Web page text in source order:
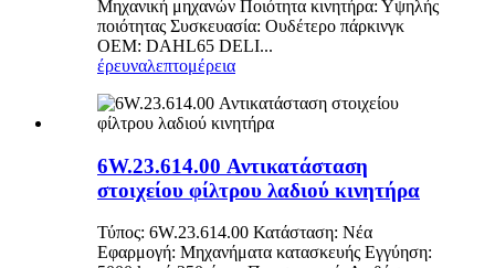
Μηχανική μηχανών Ποιότητα κινητήρα: Υψηλής
ποιότητας Συσκευασία: Ουδέτερο πάρκινγκ
OEM: DAHL65 DELI...
έρευναλεπτομέρεια
6W.23.614.00 Αντικατάσταση
στοιχείου φίλτρου λαδιού κινητήρα
Τύπος: 6W.23.614.00 Κατάσταση: Νέα
Εφαρμογή: Μηχανήματα κατασκευής Εγγύηση: